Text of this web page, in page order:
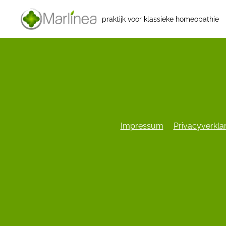
praktijk voor klassieke homeopathie
Impressum